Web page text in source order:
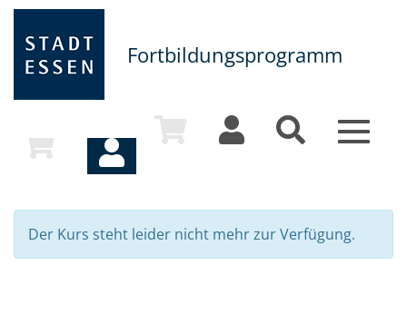
Fortbildungsprogramm
Toggle
Der Kurs steht leider nicht mehr zur Verfügung.